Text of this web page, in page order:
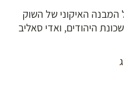
האיקוני של השוק
היהודים, ואדי סאליב